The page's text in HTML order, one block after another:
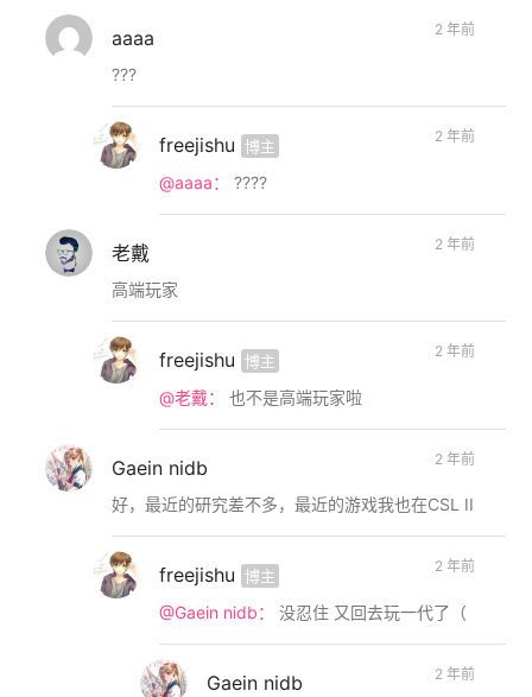
aaaa
???
2 年前
freejishu 博主
@aaaa： ????
2 年前
老戴
高端玩家
2 年前
freejishu 博主
@老戴： 也不是高端玩家啦
2 年前
Gaein nidb
好，最近的研究差不多，最近的游戏我也在CSL II
2 年前
freejishu 博主
@Gaein nidb： 没忍住 又回去玩一代了（
2 年前
Gaein nidb 2 年前